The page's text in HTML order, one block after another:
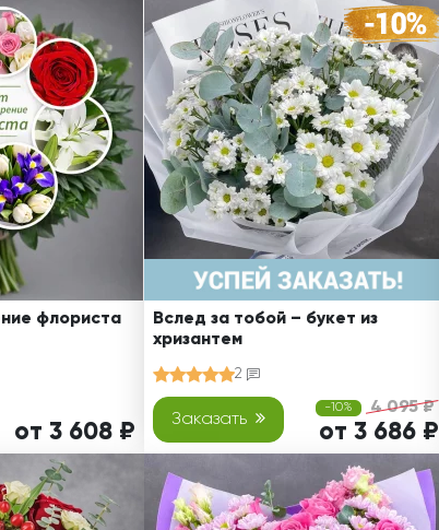
флориста
от 3 608 ₽
Вслед за тобой – букет из
хризантем
2
Заказать
-10% 4 095 ₽
от 3 686 ₽